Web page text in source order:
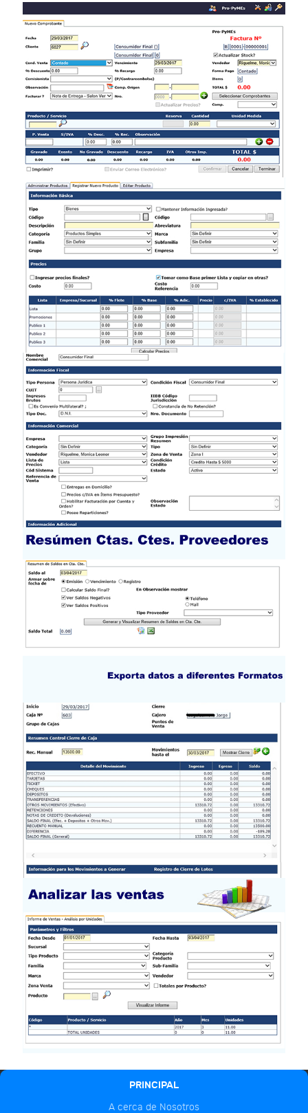
PRINCIPAL
A cerca de Nosotros